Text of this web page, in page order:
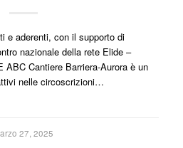
e aderenti, con il supporto di
nazionale della rete Elide –
ABC Cantiere Barriera-Aurora è un
nelle circoscrizioni…
27, 2025